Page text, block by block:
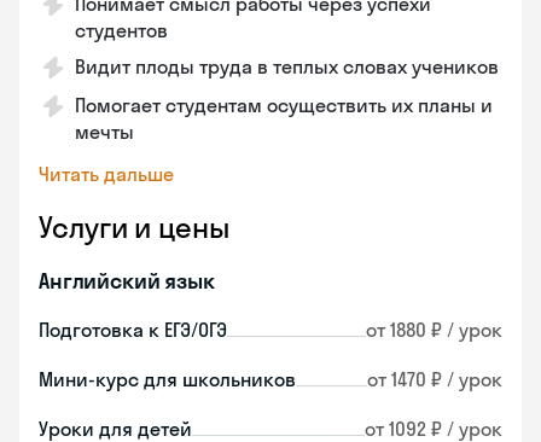
студентов
Видит плоды труда в теплых словах учеников
Помогает студентам осуществить их планы и
мечты
Читать дальше
Услуги и цены
Английский язык
Подготовка к ЕГЭ/ОГЭ от 1880 ₽ / урок
Мини-курс для школьников от 1470 ₽ / урок
Уроки для детей от 1092 ₽ / урок